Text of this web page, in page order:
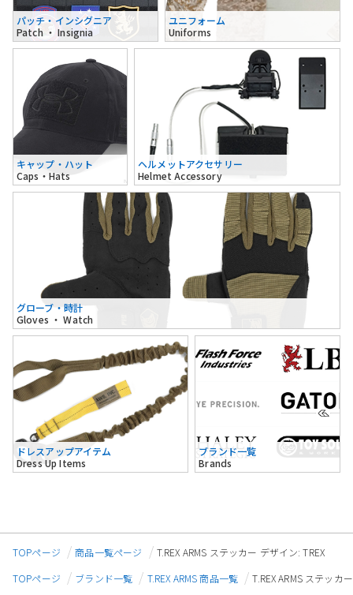
パッチ・インシグニア
Patch ・ Insignia
ユニフォーム
Uniforms
キャップ・ハット
Caps・Hats
ヘルメットアクセサリー
Helmet Accessory
グローブ・時計
Gloves ・ Watch
ドレスアップアイテム
Dress Up Items
ブランド一覧
Brands
TOPページ 商品一覧ページ
T.REX ARMS ステッカー デザイン: TREX
TOPページ
ブランド一覧 T.REX ARMS 商品一覧
T.REX ARMS ステッカ